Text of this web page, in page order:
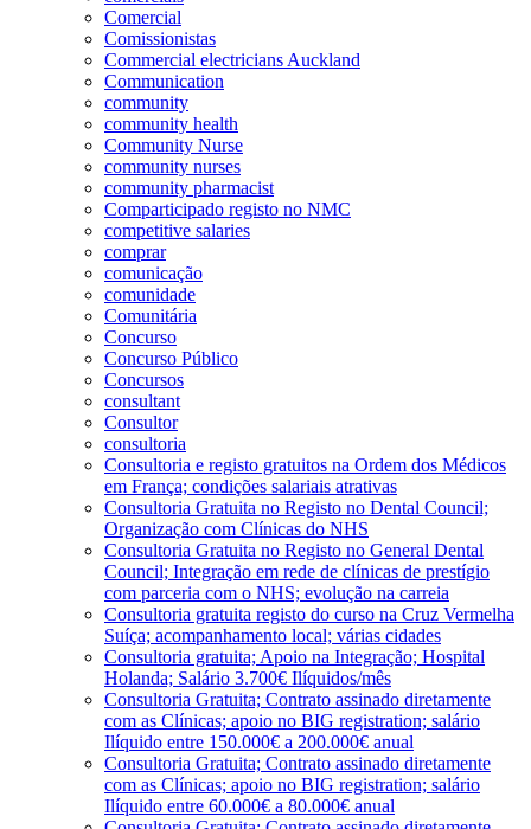
Comercial
Comissionistas
Commercial electricians Auckland
Communication
community
community health
Community Nurse
community nurses
community pharmacist
Comparticipado registo no NMC
competitive salaries
comprar
comunicação
comunidade
Comunitária
Concurso
Concurso Público
Concursos
consultant
Consultor
consultoria
Consultoria e registo gratuitos na Ordem dos Médicos
em França; condições salariais atrativas
Consultoria Gratuita no Registo no Dental Council;
Organização com Clínicas do NHS
Consultoria Gratuita no Registo no General Dental
Council; Integração em rede de clínicas de prestígio
com parceria com o NHS; evolução na carreia
Consultoria gratuita registo do curso na Cruz Vermelha
Suíça; acompanhamento local; várias cidades
Consultoria gratuita; Apoio na Integração; Hospital
Holanda; Salário 3.700€ Ilíquidos/mês
Consultoria Gratuita; Contrato assinado diretamente
com as Clínicas; apoio no BIG registration; salário
Ilíquido entre 150.000€ a 200.000€ anual
Consultoria Gratuita; Contrato assinado diretamente
com as Clínicas; apoio no BIG registration; salário
Ilíquido entre 60.000€ a 80.000€ anual